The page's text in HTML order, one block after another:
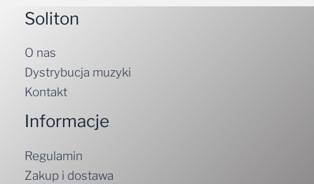
Soliton
O nas
Dystrybucja muzyki
Kontakt
Informacje
Regulamin
Zakup i dostawa